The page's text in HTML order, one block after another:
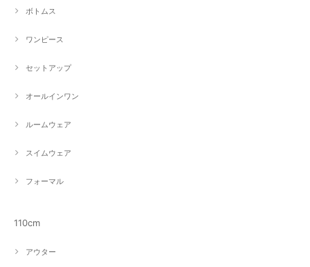
ボトムス
ワンピース
セットアップ
オールインワン
ルームウェア
スイムウェア
フォーマル
110cm
アウター